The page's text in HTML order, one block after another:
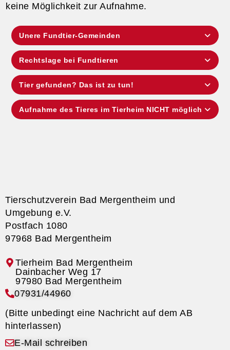
keine Möglichkeit zur Aufnahme.
Unere Fundtier-Gemeinden
Rechtslage bei Fundtieren
Tier gefunden? Das ist zu tun!
Aufnahme des Tieres im Tierheim NICHT möglich
Tierschutzverein Bad Mergentheim und
Umgebung e.V.
Postfach 1080
97968 Bad Mergentheim
Tierheim Bad Mergentheim
07931/44960
(Bitte unbedingt eine Nachricht auf dem AB
hinterlassen)
E-Mail schreiben